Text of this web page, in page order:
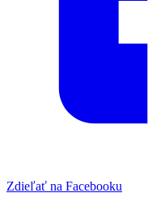
Zdieľať na Facebooku